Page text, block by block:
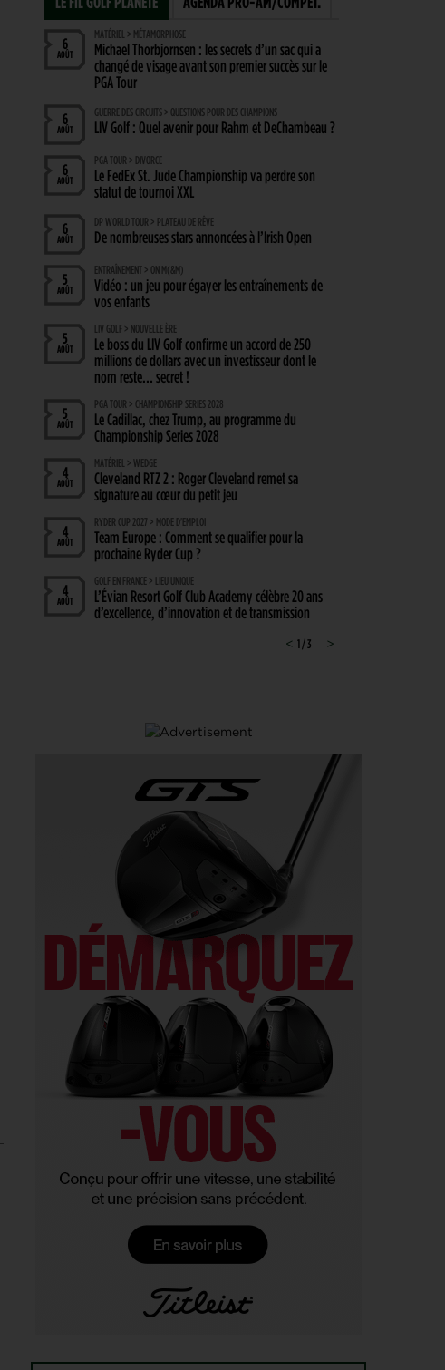
6
AOÛT
MATÉRIEL > MÉTAMORPHOSE
Michael Thorbjornsen : les secrets d’un sac qui a
changé de visage avant son premier succès sur le
PGA Tour
6
AOÛT
GUERRE DES CIRCUITS > QUESTIONS POUR DES CHAMPIONS
LIV Golf : Quel avenir pour Rahm et DeChambeau ?
6
AOÛT
PGA TOUR > DIVORCE
Le FedEx St. Jude Championship va perdre son
statut de tournoi XXL
6
AOÛT
DP WORLD TOUR > PLATEAU DE RÊVE
De nombreuses stars annoncées à l’Irish Open
5
AOÛT
ENTRAÎNEMENT > ON M(&M)
Vidéo : un jeu pour égayer les entraînements de
vos enfants
5
AOÛT
LIV GOLF > NOUVELLE ÈRE
Le boss du LIV Golf confirme un accord de 250
millions de dollars avec un investisseur dont le
nom reste… secret !
5
AOÛT
PGA TOUR > CHAMPIONSHIP SERIES 2028
Le Cadillac, chez Trump, au programme du
Championship Series 2028
4
AOÛT
MATÉRIEL > WEDGE
Cleveland RTZ 2 : Roger Cleveland remet sa
signature au cœur du petit jeu
4
AOÛT
RYDER CUP 2027 > MODE D'EMPLOI
Team Europe : Comment se qualifier pour la
prochaine Ryder Cup ?
4
AOÛT
GOLF EN FRANCE > LIEU UNIQUE
L’Évian Resort Golf Club Academy célèbre 20 ans
d’excellence, d’innovation et de transmission
Solheim Cup 2026 : ces cinq joueuses qui restent à
quai malgré leur candidature
SOLHEIM CUP 2026 > QUALIFIÉES !
Angel Yin et Jennifer Kupcho rejoignent Nelly
Korda dans la liste des qualifiées pour la Solheim
Cup 2026
Qui est Tommy Morrison, la nouvelle pépite qui
s’apprête à débarquer sur le PGA Tour ?
4
WYNDHAM CHAMPIONSHIP > FEDEXCUP
FedExCup : Bradley, Day, Koepka, Finau… Pavon
et Saddier jouent gros au Wyndham Championship
WYNDHAM CHAMPIONSHIP > PGA TOUR
Patrick Cantlay et Michael Thorbjornsen renoncent
au Wyndham Championship
3
SOLHEIM CUP 2026 > TOUCHE FRANÇAISE
Solheim Cup
MATÉRIEL > BALLES
Pourquoi voir la vie en jaune sur les parcours ?
3
VIDÉO > C'EST L'AMÉRIQUE
Donald Trump se vante d’avoir gagné un tournoi
grâce à son talent « que les autres n’ont pas »
TOURNOIS PROS > À SUIVRE
Dernière chance pour Matthieu Pavon et Adrien
Saddier au programme de la semaine
UTAH CHAMPIONSHIP, TOUR 4 > KORN FERRY TOUR
Derek Hitchner le meilleur des cinq, week-end
parfait pour Jérémy Gandon
JuCad : comment une entreprise familiale
< >
1 / 3